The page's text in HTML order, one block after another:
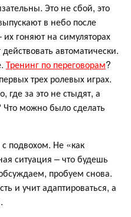
Это не сбой, это
в небо после
гоняют на симуляторах
автоматически.
Тренинг по переговорам?
трех ролевых играх.
где за это не стыдят, а
Что можно было сделать
подвохом. Не «как
ситуация – что будешь
пробуем снова.
и учит адаптироваться, а